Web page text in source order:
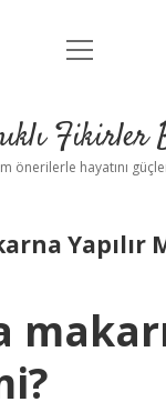
Anasayfa
Yasal Uyarı
menüyü
Fikirler
önerilerle hayatını
Yapılır